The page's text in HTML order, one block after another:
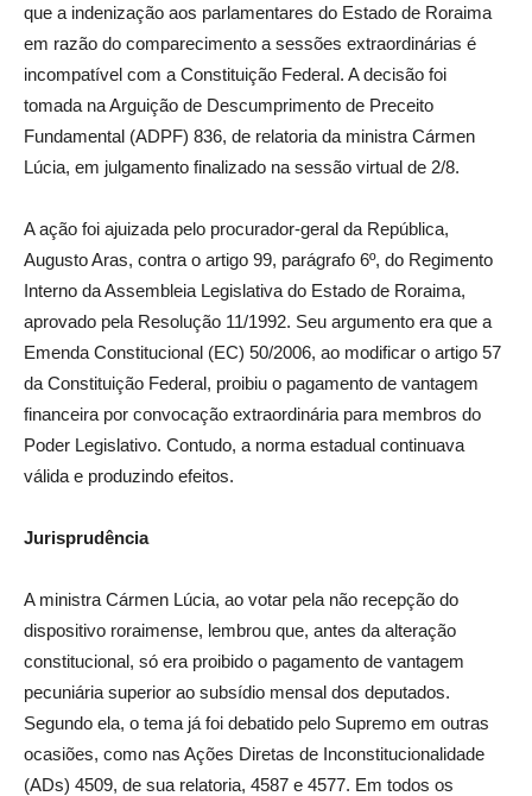
que a indenização aos parlamentares do Estado de Roraima
em razão do comparecimento a sessões extraordinárias é
incompatível com a Constituição Federal. A decisão foi
tomada na Arguição de Descumprimento de Preceito
Fundamental (ADPF) 836, de relatoria da ministra Cármen
Lúcia, em julgamento finalizado na sessão virtual de 2/8.
A ação foi ajuizada pelo procurador-geral da República,
Augusto Aras, contra o artigo 99, parágrafo 6º, do Regimento
Interno da Assembleia Legislativa do Estado de Roraima,
aprovado pela Resolução 11/1992. Seu argumento era que a
Emenda Constitucional (EC) 50/2006, ao modificar o artigo 57
da Constituição Federal, proibiu o pagamento de vantagem
financeira por convocação extraordinária para membros do
Poder Legislativo. Contudo, a norma estadual continuava
válida e produzindo efeitos.
Jurisprudência
A ministra Cármen Lúcia, ​ao votar pela não recepção do
dispositivo roraimense, lembrou que, antes da alteração
constitucional, só era proibido o pagamento de vantagem
pecuniária superior ao subsídio mensal dos deputados.
Segundo ela, o tema já foi debatido pelo Supremo em outras
ocasiões, como nas Ações Diretas de Inconstitucionalidade
(ADs) 4509, de sua relatoria, 4587 e 4577. Em todos os